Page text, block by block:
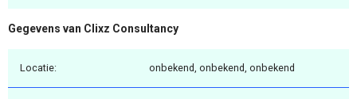
Gegevens van Clixz Consultancy
Locatie: onbekend, onbekend, onbekend